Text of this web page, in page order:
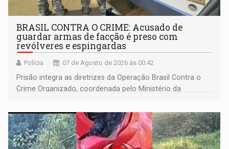
BRASIL CONTRA O CRIME: Acusado de
guardar armas de facção é preso com
revólveres e espingardas
Polícia 07 de Agosto de 2026 às 00:42
Prisão integra as diretrizes da Operação Brasil Contra o
Crime Organizado, coordenada pelo Ministério da